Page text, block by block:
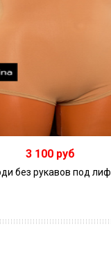
Подробнее
3 100 руб
без рукавов под лиф